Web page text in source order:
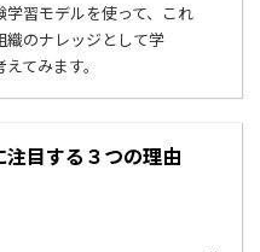
習モデルを使って、これ
織のナレッジとして学
てみます。
注目する３つの理由